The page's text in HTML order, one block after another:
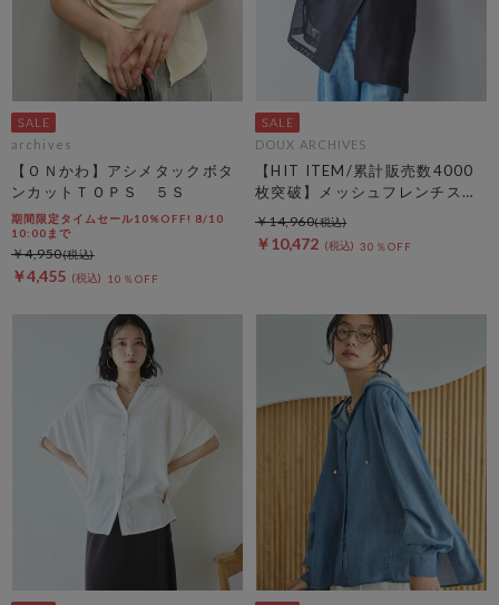
archives
【ＯＮかわ】アシメタックボタ
ンカットＴＯＰＳ ５Ｓ
期間限定タイムセール10%OFF! 8/10
10:00まで
￥4,455 10％OFF
￥4,950
DOUX ARCHIVES
【HIT ITEM/累計販売数4000
枚突破】メッシュフレンチスリ
ーブジャケット／
￥10,472 30％OFF
￥14,960